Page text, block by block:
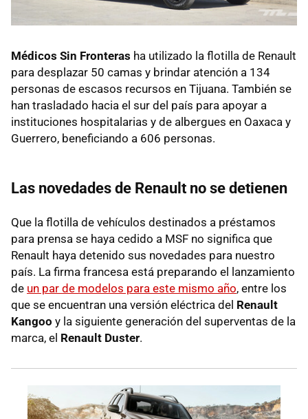
Médicos Sin Fronteras ha utilizado la flotilla de Renault
para desplazar 50 camas y brindar atención a 134
personas de escasos recursos en Tijuana. También se
han trasladado hacia el sur del país para apoyar a
instituciones hospitalarias y de albergues en Oaxaca y
Guerrero, beneficiando a 606 personas.
Las novedades de Renault no se detienen
Que la flotilla de vehículos destinados a préstamos
para prensa se haya cedido a MSF no significa que
Renault haya detenido sus novedades para nuestro
país. La firma francesa está preparando el lanzamiento
de un par de modelos para este mismo año, entre los
que se encuentran una versión eléctrica del Renault
Kangoo y la siguiente generación del superventas de la
marca, el Renault Duster.